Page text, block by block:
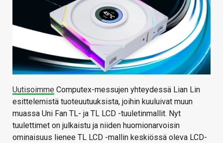
Uutisoimme Computex-messujen yhteydessä Lian Lin
esittelemistä tuoteuutuuksista, joihin kuuluivat muun
muassa Uni Fan TL- ja TL LCD -tuuletinmallit. Nyt
tuulettimet on julkaistu ja niiden huomionarvoisin
ominaisuus lienee TL LCD -mallin keskiössä oleva LCD-